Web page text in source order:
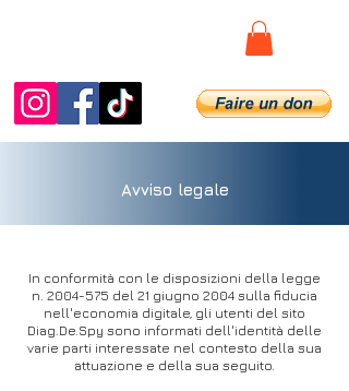
Avviso legale
In conformità con le disposizioni della legge
n. 2004-575 del 21 giugno 2004 sulla fiducia
nell'economia digitale, gli utenti del sito
Diag.De.Spy sono informati dell'identità delle
varie parti interessate nel contesto della sua
attuazione e della sua seguito.